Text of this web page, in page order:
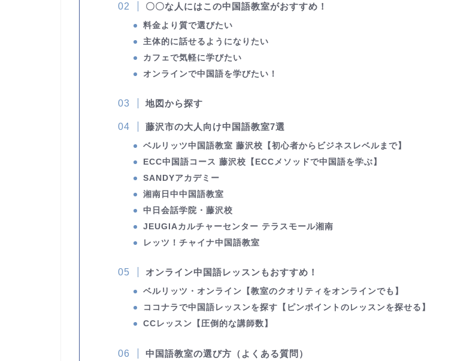
〇〇な人にはこの中国語教室がおすすめ！
料金より質で選びたい
主体的に話せるようになりたい
カフェで気軽に学びたい
オンラインで中国語を学びたい！
地図から探す
藤沢市の大人向け中国語教室7選
ベルリッツ中国語教室 藤沢校 【初心者からビジネスレベルまで】
ECC中国語コース 藤沢校 【ECCメソッドで中国語を学ぶ】
SANDYアカデミー
湘南日中中国語教室
中日会話学院・藤沢校
JEUGIAカルチャーセンター テラスモール湘南
レッツ！チャイナ中国語教室
オンライン中国語レッスンもおすすめ！
ベルリッツ・オンライン 【教室のクオリティをオンラインでも】
ココナラで中国語レッスンを探す 【ピンポイントのレッスンを探せる】
CCレッスン 【圧倒的な講師数】
中国語教室の選び方（よくある質問）